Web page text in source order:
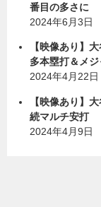
番目の多さに
2024年6月3日
【映像あり】
多本塁打＆メ
2024年4月22日
【映像あり】
続マルチ安打
2024年4月9日